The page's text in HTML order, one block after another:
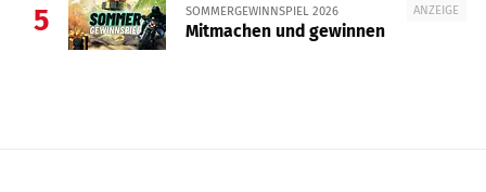
5 ANZEIGE
SOMMERGEWINNSPIEL 2026
Mitmachen und gewinnen